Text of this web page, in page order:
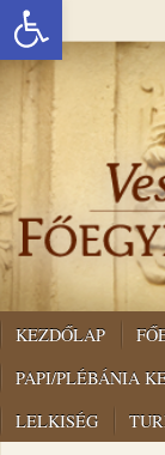
KEZDŐLAP
PAPI/PLÉBÁNIA
LELKISÉG